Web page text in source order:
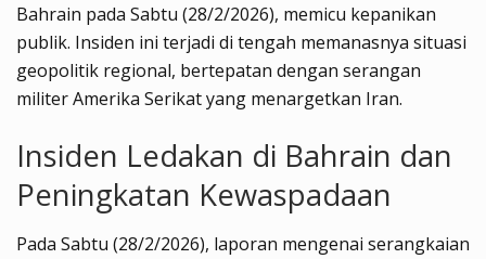
Bahrain pada Sabtu (28/2/2026), memicu kepanikan
publik. Insiden ini terjadi di tengah memanasnya situasi
geopolitik regional, bertepatan dengan serangan
militer Amerika Serikat yang menargetkan Iran.
Insiden Ledakan di Bahrain dan
Peningkatan Kewaspadaan
Pada Sabtu (28/2/2026), laporan mengenai serangkaian